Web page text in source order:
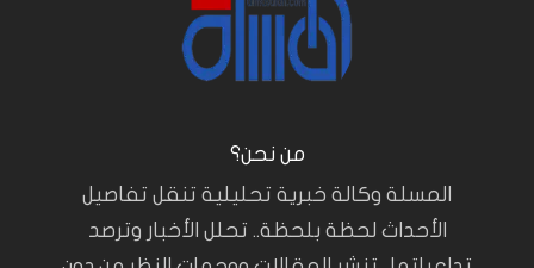
من نحن؟
المسلة وكالة خبرية تحليلية تنقل تفاصيل
الأحداث لحظة بلحظة.. تحلل الأخبار وترصد